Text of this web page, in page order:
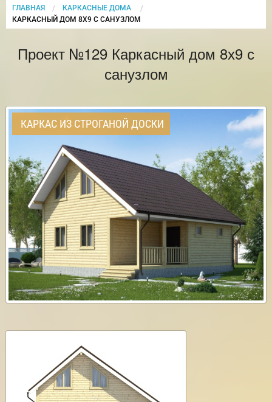
ГЛАВНАЯ
КАРКАСНЫЕ ДОМА
CURRENT:
КАРКАСНЫЙ ДОМ 8Х9 С САНУЗЛОМ
Проект №129 Каркасный дом 8х9 с
санузлом
КАРКАС ИЗ СТРОГАНОЙ ДОСКИ